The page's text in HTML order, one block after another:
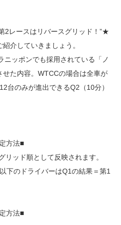
2レースはリバースグリッド！”★
介していきましょう。
ニッポンでも採用されている「ノ
た内容。WTCCの場合は全車が
台のみが進出できるQ2（10分）
方法■
ッド順として反映されます。
下のドライバーはQ1の結果＝第1
方法■